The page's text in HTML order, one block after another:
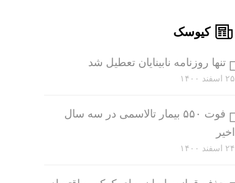
کیوسک
تنها روزنامه نابینایان تعطیل شد
۲۵ اسفند ۱۴۰۰
فوت ۵۵۰ بیمار تالاسمی در سه سال
اخیر
۲۴ اسفند ۱۴۰۰